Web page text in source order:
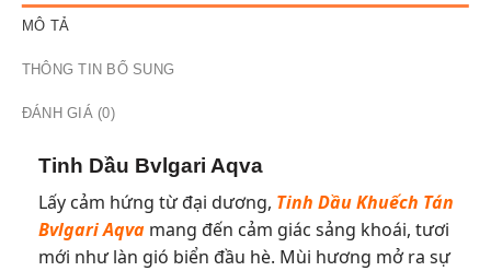
MÔ TẢ
THÔNG TIN BỔ SUNG
ĐÁNH GIÁ (0)
Tinh Dầu Bvlgari Aqva
Lấy cảm hứng từ đại dương, Tinh Dầu Khuếch Tán
Bvlgari Aqvamang đến cảm giác sảng khoái, tươi
mới như làn gió biển đầu hè. Mùi hương mở ra sự